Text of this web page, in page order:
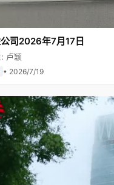
司2026年7月17日
卢颖
• 2026/7/19